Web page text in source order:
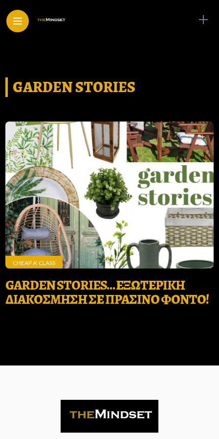
GARDEN STORIES
CHEAP A' CLASS
GARDEN STORIES… ΕΞΩΤΕΡΙΚΗ
ΔΙΑΚΟΣΜΗΣΗ ΣΕ ΠΡΑΣΙΝΟ ΦΟΝΤΟ!